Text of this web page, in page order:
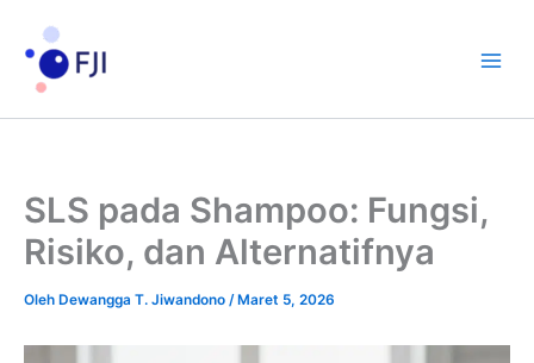
konten
SLS pada Shampoo: Fungsi,
Risiko, dan Alternatifnya
Oleh Dewangga T. Jiwandono /Maret 5, 2026